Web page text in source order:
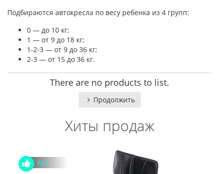
Подбираются автокресла по весу ребенка из 4 групп:
0 — до 10 кг;
1 — от 9 до 18 кг;
1-2-3 — от 9 до 36 кг;
2-3 — от 15 до 36 кг.
There are no products to list.
Продолжить
Хиты продаж
Хит